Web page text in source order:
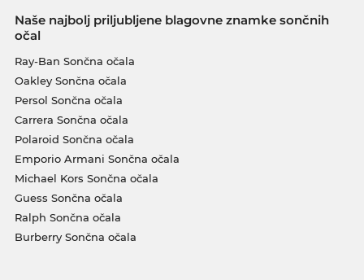
Naše najbolj priljubljene blagovne znamke sončnih
očal
Ray-Ban Sončna očala
Oakley Sončna očala
Persol Sončna očala
Carrera Sončna očala
Polaroid Sončna očala
Emporio Armani Sončna očala
Michael Kors Sončna očala
Guess Sončna očala
Ralph Sončna očala
Burberry Sončna očala